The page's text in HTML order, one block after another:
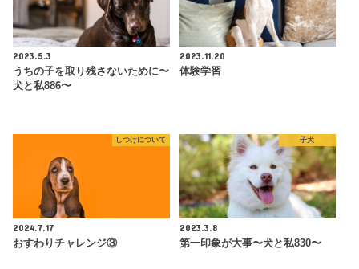
2023.5.3
うちの子を取り残さないために〜
犬と私886〜
2023.11.20
体験学習
しつけについて
2024.7.17
おすわりチャレンジ③
子犬
2023.3.8
第一印象が大事〜犬と私830〜